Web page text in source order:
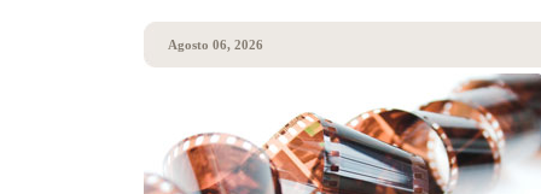
Agosto 06, 2026